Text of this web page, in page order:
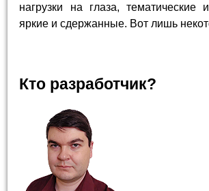
нагрузки на глаза, тематические
яркие и сдержанные. Вот лишь
Кто разработчик?